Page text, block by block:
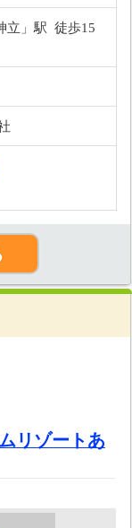
立」駅 徒歩15
リゾートあ